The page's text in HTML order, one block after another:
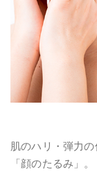
肌のハリ・弾力
「顔のたるみ」。